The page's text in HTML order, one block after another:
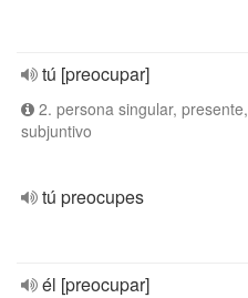
tú [preocupar]
2. persona singular, presente,
subjuntivo
tú preocupes
él [preocupar]